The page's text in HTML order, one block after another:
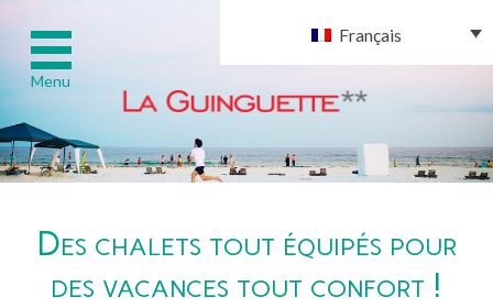
Français
contenu
Menu
Hébergements
Des chalets tout équipés pour
des vacances tout confort !